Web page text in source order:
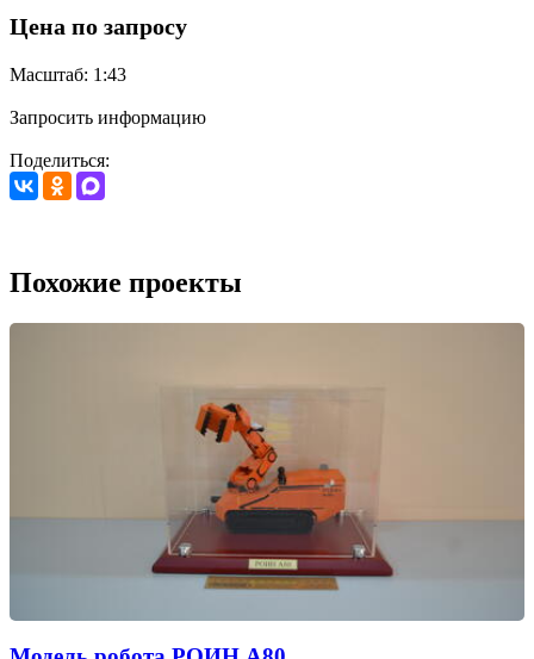
Цена по запросу
Масштаб: 1:43
Запросить информацию
Поделиться:
Похожие проекты